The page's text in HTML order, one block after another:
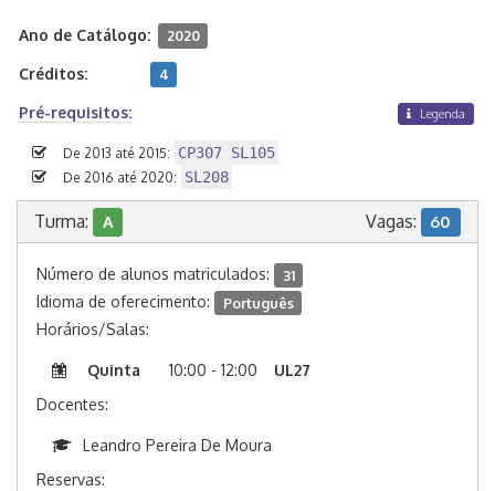
Ano de Catálogo: 2020
Créditos: 4
Pré-requisitos: Legenda
De 2013 até 2015: CP307 SL105
De 2016 até 2020: SL208
Turma: A Vagas: 60
Número de alunos matriculados: 31
Idioma de oferecimento: Português
Horários/Salas:
Quinta 10:00 - 12:00
UL27
Docentes:
Leandro Pereira De Moura
Reservas: